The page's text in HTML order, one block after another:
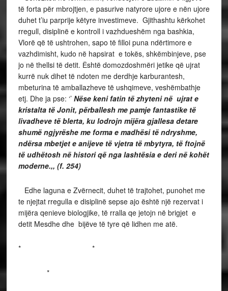
të forta për mbrojtjen, e pasurive natyrore ujore e nën ujore
duhet t’iu parprije këtyre investimeve. Gjithashtu kërkohet
rregull, disiplinë e kontroll i vazhdueshëm nga bashkia,
Vlorë që të ushtrohen, sapo të filloi puna ndërtimore e
vazhdimisht, kudo në hapsirat e tokës, shkëmbinjeve, pse
jo në thellsi të detit. Ёshtë domozdoshmëri jetike që ujrat
kurrë nuk dihet të ndoten me derdhje karburantesh,
mbeturina të amballazheve të ushqimeve, veshëmbathje
etj. Dhe ja pse: ‘’ Nëse keni fatin të zhyteni në ujrat e
kristalta të Jonit, përballesh me pamje fantastike të
livadheve të blerta, ku lodrojn mijëra gjallesa detare
shumë ngjyrëshe me forma e madhësi të ndryshme,
ndërsa mbetjet e anijeve të vjetra të mbytyra, të ftojnë
të udhëtosh në histori që nga lashtësia e deri në kohët
moderne.,, (f. 254)
Edhe laguna e Zvërnecit, duhet të trajtohet, punohet me
te njejtat rregulla e disiplinë sepse ajo është një rezervat i
mijëra qenieve biologjike, të rralla qe jetojn në brigjet e
detit Mesdhe dhe bijëve të tyre që lidhen me atë.
* *
*